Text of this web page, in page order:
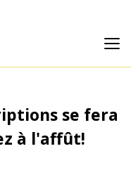
se fera
à l'affût!